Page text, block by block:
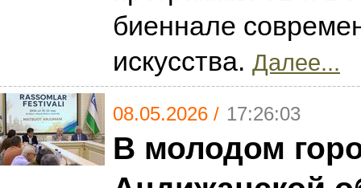
биеннале
искусства. Далее...
08.05.2026 / 17:26:03
В молодом